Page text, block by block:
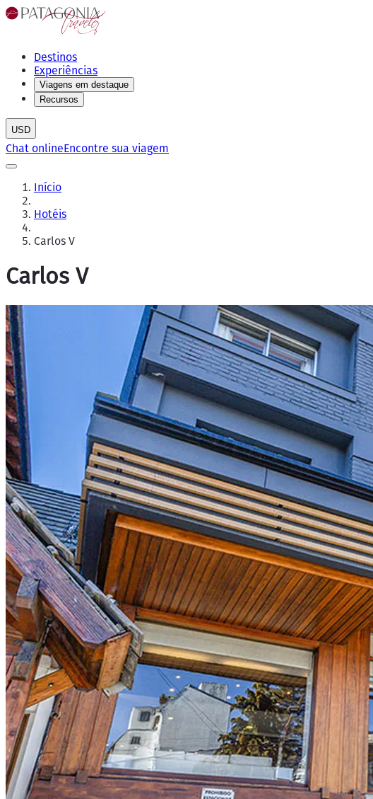
Destinos
Experiências
Viagens em destaque
Recursos
USD
Chat onlineEncontre sua viagem
Início
Hotéis
Carlos V
Carlos V